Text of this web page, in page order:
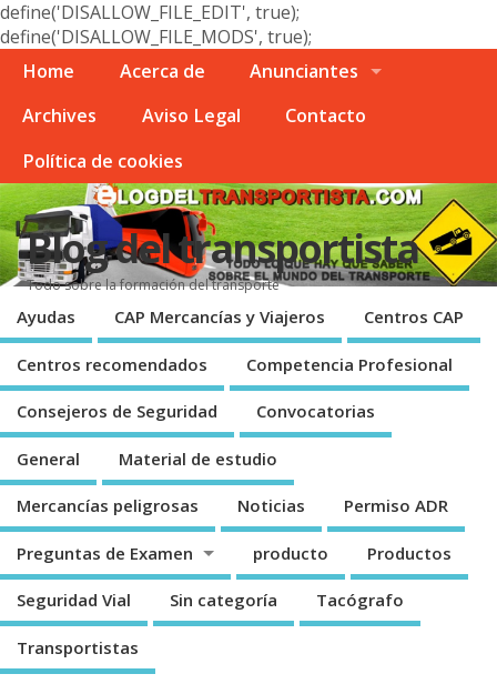
define('DISALLOW_FILE_EDIT', true);
define('DISALLOW_FILE_MODS', true);
Home
Acerca de
Anunciantes
Archives
Aviso Legal
Contacto
Polí­tica de cookies
Blog del transportista
Todo sobre la formación del transporte
Ayudas CAP Mercancí­as y Viajeros Centros CAP
Centros recomendados Competencia Profesional
Consejeros de Seguridad Convocatorias
General Material de estudio
Mercancí­as peligrosas Noticias Permiso ADR
Preguntas de Examen producto Productos
Seguridad Vial Sin categorí­a Tacógrafo
Transportistas